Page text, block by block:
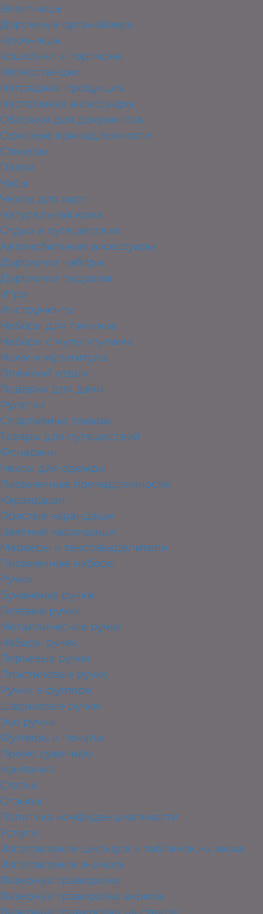
Визитницы
Дорожные органайзеры
Ключницы
Кошельки и портмоне
Метеостанции
Наградная продукция
Настольные аксессуары
Обложки для документов
Офисные принадлежности
Стикеры
Папки
Часы
Чехлы для карт
Натуральная кожа
Отдых и путешествия
Автомобильные аксессуары
Дорожные наборы
Дорожные подушки
Игры
Инструменты
Наборы для пикника
Наборы с мультитулами
Ножи и мультитулы
Пляжный отдых
Подарки для дачи
Рулетки
Спортивные товары
Товары для путешествий
Фонарики
Чехлы для одежды
Письменные принадлежности
Карандаши
Простые карандаши
Цветные карандаши
Маркеры и текстовыделители
Письменные наборы
Ручки
Бумажные ручки
Гелевые ручки
Металлические ручки
Наборы ручек
Перьевые ручки
Пластиковые ручки
Ручки в футляре
Шариковые ручки
Эко ручки
Футляры и пеналы
Промо сувениры
Компания
Статьи
Отзывы
Политика конфиденциальности
Услуги
Изготовление шильдов и табличек на заказ
Изготовление значков
Лазерная гравировка
Лазерная гравировка акрила